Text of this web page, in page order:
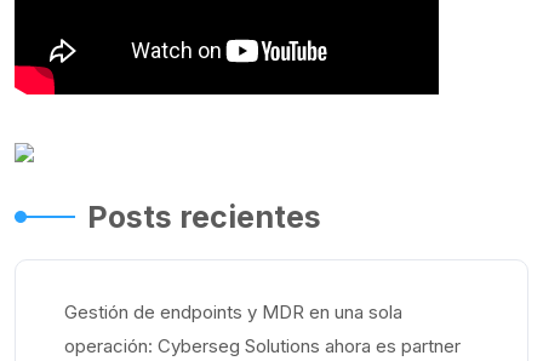
Posts recientes
Gestión de endpoints y MDR en una sola
operación: Cyberseg Solutions ahora es partner